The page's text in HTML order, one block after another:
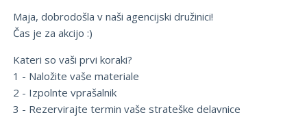
Maja, dobrodošla v naši agencijski družinici!
Čas je za akcijo :)
Kateri so vaši prvi koraki?
1 - Naložite vaše materiale
2 - Izpolnte vprašalnik
3 - Rezervirajte termin vaše strateške delavnice